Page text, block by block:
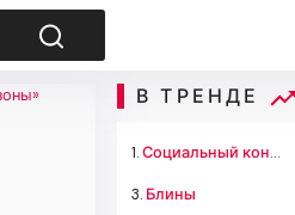
В ТРЕНДЕ
1.Социальный контракт
3. Блины